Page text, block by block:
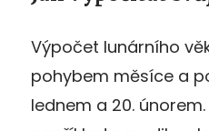
Výpočet lunárního
pohybem měsíce a
lednem a 20.